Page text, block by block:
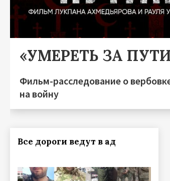
«УМЕРЕТЬ ЗА
Фильм-расследование о
на войну
Все дороги ведут в ад